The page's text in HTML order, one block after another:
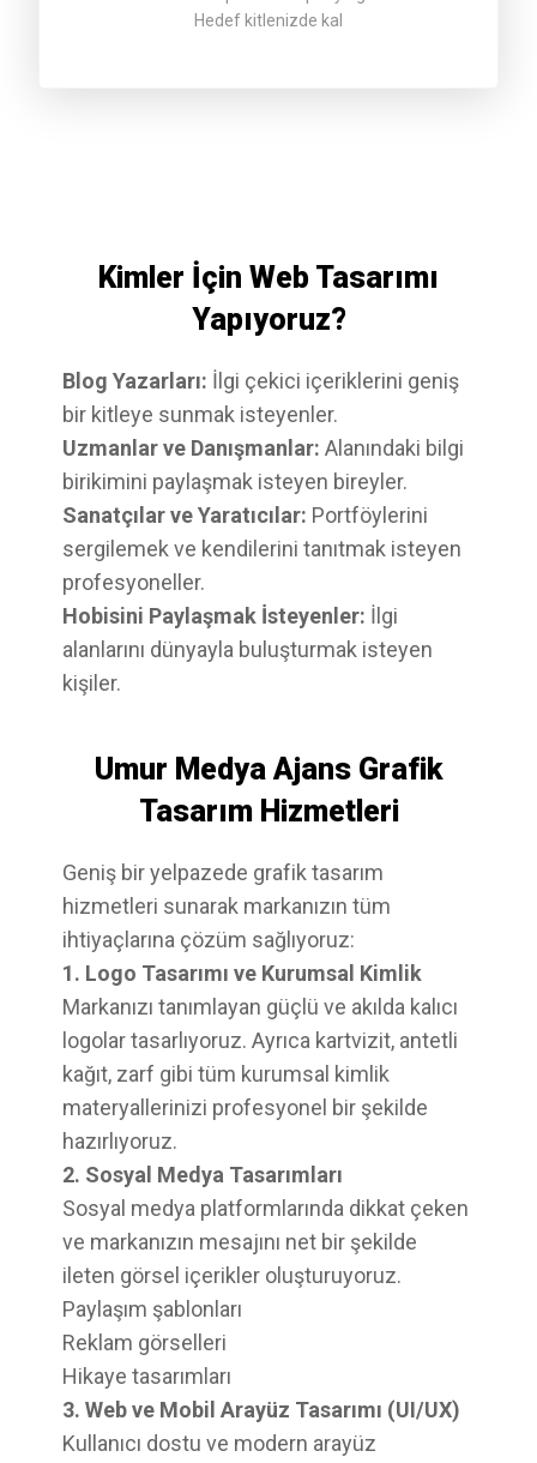
Hedef kitlenizde kal
Kimler İçin Web Tasarımı
Yapıyoruz?
Blog Yazarları: İlgi çekici içeriklerini geniş
bir kitleye sunmak isteyenler.
Uzmanlar ve Danışmanlar:Alanındaki bilgi
birikimini paylaşmak isteyen bireyler.
Sanatçılar ve Yaratıcılar: Portföylerini
sergilemek ve kendilerini tanıtmak isteyen
profesyoneller.
Hobisini Paylaşmak İsteyenler: İlgi
alanlarını dünyayla buluşturmak isteyen
kişiler.
Umur Medya Ajans Grafik
Tasarım Hizmetleri
Geniş bir yelpazede grafik tasarım
hizmetleri sunarak markanızın tüm
ihtiyaçlarına çözüm sağlıyoruz:
1. Logo Tasarımı ve Kurumsal Kimlik
Markanızı tanımlayan güçlü ve akılda kalıcı
logolar tasarlıyoruz. Ayrıca kartvizit, antetli
kağıt, zarf gibi tüm kurumsal kimlik
materyallerinizi profesyonel bir şekilde
hazırlıyoruz.
2. Sosyal Medya Tasarımları
Sosyal medya platformlarında dikkat çeken
ve markanızın mesajını net bir şekilde
ileten görsel içerikler oluşturuyoruz.
Paylaşım şablonları
Reklam görselleri
Hikaye tasarımları
3. Web ve Mobil Arayüz Tasarımı (UI/UX)
Kullanıcı dostu ve modern arayüz